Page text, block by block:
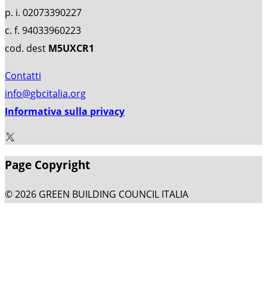
p. i. 02073390227
c. f. 94033960223
cod. dest M5UXCR1
Contatti
info@gbcitalia.org
Informativa sulla privacy
Page Copyright
© 2026 GREEN BUILDING COUNCIL ITALIA